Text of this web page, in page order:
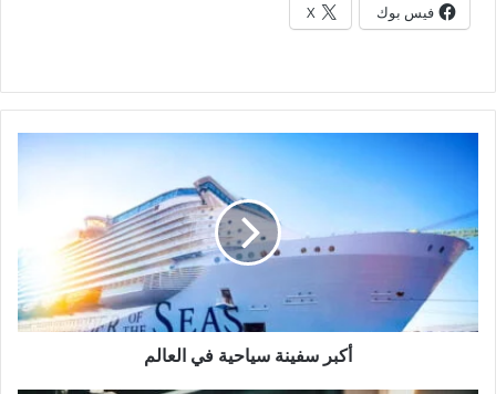
فيس بوك X
في
العالم
أكبر سفينة سياحية في العالم